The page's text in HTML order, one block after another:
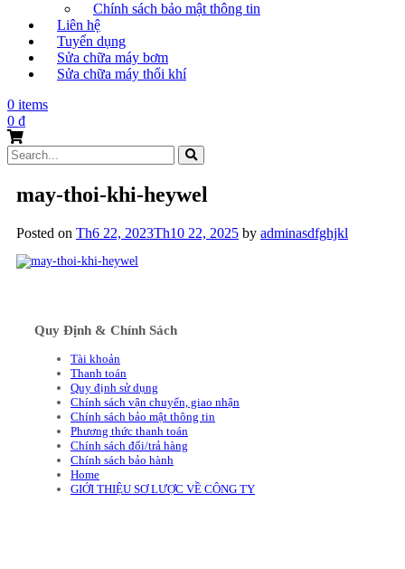
Chính sách bảo mật thông tin
Liên hệ
Tuyển dụng
Sửa chữa máy bơm
Sửa chữa máy thổi khí
0 items
0 ₫
Search
for:
may-thoi-khi-heywel
Posted on Th6 22, 2023Th10 22, 2025 by adminasdfghjkl
Quy Định & Chính Sách
Tài khoản
Thanh toán
Quy định sử dụng
Chính sách vận chuyển, giao nhận
Chính sách bảo mật thông tin
Phương thức thanh toán
Chính sách đổi/trả hàng
Chính sách bảo hành
Home
GIỚI THIỆU SƠ LƯỢC VỀ CÔNG TY